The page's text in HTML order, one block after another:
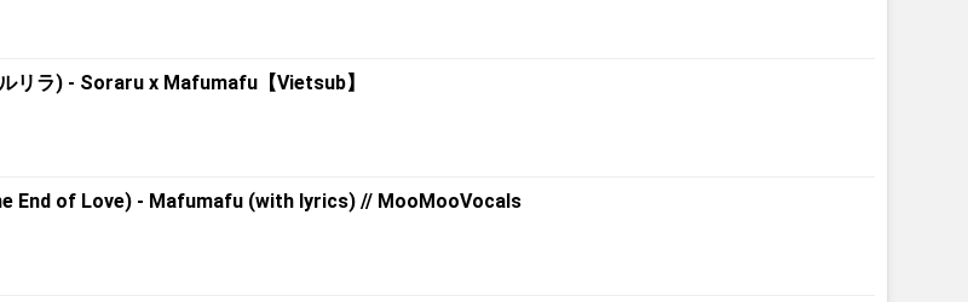
リラ) - Soraru x Mafumafu【Vietsub】
End of Love) - Mafumafu (with lyrics) // MooMooVocals